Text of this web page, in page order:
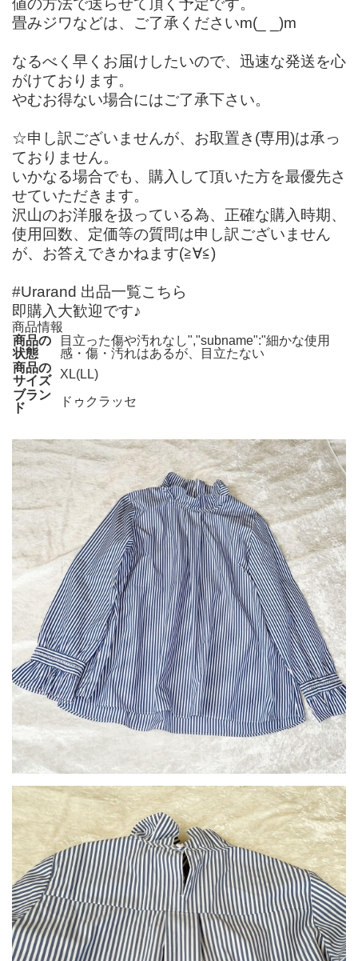
値の方法で送らせて頂く予定です。
畳みジワなどは、ご了承くださいm(_ _)m
なるべく早くお届けしたいので、迅速な発送を心
がけております。
やむお得ない場合にはご了承下さい。
☆申し訳ございませんが、お取置き(専用)は承っ
ておりません。
いかなる場合でも、購入して頂いた方を最優先さ
せていただきます。
沢山のお洋服を扱っている為、正確な購入時期、
使用回数、定価等の質問は申し訳ございません
が、お答えできかねます(≧∀≦)
#Urarand 出品一覧こちら
即購入大歓迎です♪
商品情報
商品の
状態
目立った傷や汚れなし","subname":"細かな使用
感・傷・汚れはあるが、目立たない
商品の
サイズ
XL(LL)
ブラン
ド
ドゥクラッセ